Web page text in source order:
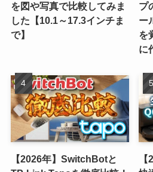
を図や写真で比較してみま
した【10.1～17.3インチま
で】
プ
ー
を
に
【2026年】SwitchBotと